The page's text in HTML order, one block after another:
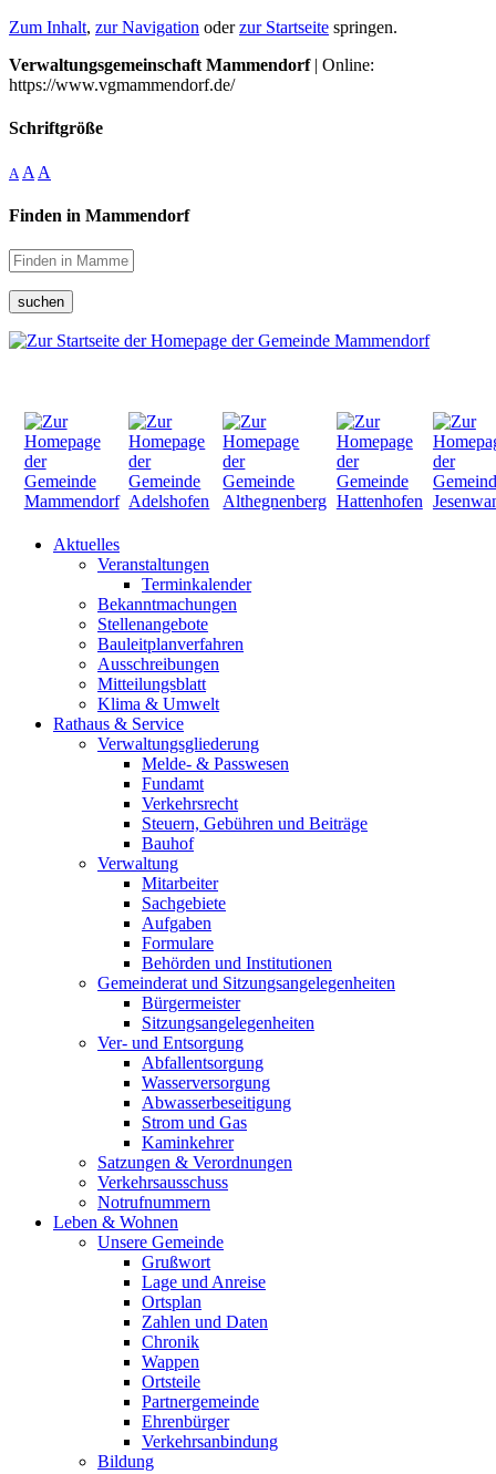
Zum Inhalt, zur Navigation oderzur Startseite springen.
Verwaltungsgemeinschaft Mammendorf| Online:
https://www.vgmammendorf.de/
Schriftgröße
A A A
Finden in Mammendorf
suchen
Aktuelles
Veranstaltungen
Terminkalender
Bekanntmachungen
Stellenangebote
Bauleitplanverfahren
Ausschreibungen
Mitteilungsblatt
Klima & Umwelt
Rathaus & Service
Verwaltungsgliederung
Melde- & Passwesen
Fundamt
Verkehrsrecht
Steuern, Gebühren und Beiträge
Bauhof
Verwaltung
Mitarbeiter
Sachgebiete
Aufgaben
Formulare
Behörden und Institutionen
Gemeinderat und Sitzungsangelegenheiten
Bürgermeister
Sitzungsangelegenheiten
Ver- und Entsorgung
Abfallentsorgung
Wasserversorgung
Abwasserbeseitigung
Strom und Gas
Kaminkehrer
Satzungen & Verordnungen
Verkehrsausschuss
Notrufnummern
Leben & Wohnen
Unsere Gemeinde
Grußwort
Lage und Anreise
Ortsplan
Zahlen und Daten
Chronik
Wappen
Ortsteile
Partnergemeinde
Ehrenbürger
Verkehrsanbindung
Bildung